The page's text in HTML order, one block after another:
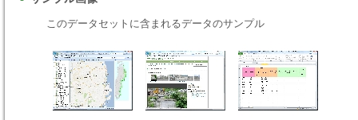
このデータセットに含まれるデータのサンプル